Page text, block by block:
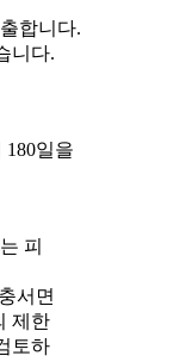
합니다.
니다.
일을
피
서면
제한
토하